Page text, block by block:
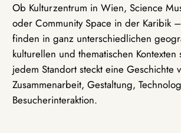
Ob Kulturzentrum in Wien, Science
oder Community Space in der Karibik
finden in ganz unterschiedlichen
kulturellen und thematischen Kontexten
jedem Standort steckt eine Geschichte
Zusammenarbeit, Gestaltung,
Besucherinteraktion.